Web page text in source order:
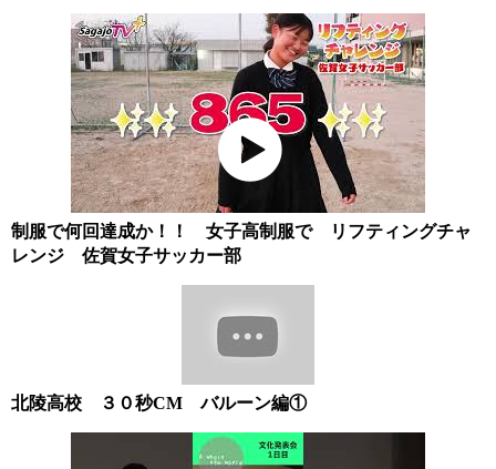
制服で何回達成か！！ 女子高制服で リフティングチャ
レンジ 佐賀女子サッカー部
北陵高校 ３０秒CM バルーン編①